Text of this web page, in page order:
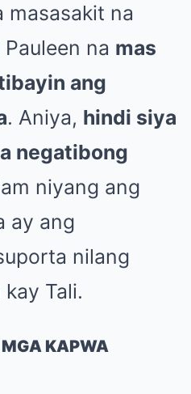
masasakit na
na mas
ang
. Aniya, hindi siya
negatibong
niyang ang
ay ang
nilang
Tali.
MGA KAPWA